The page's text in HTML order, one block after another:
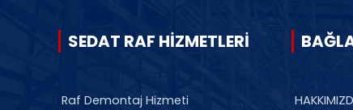
SEDAT RAF HİZMETLERİ
Raf Demontaj Hizmeti